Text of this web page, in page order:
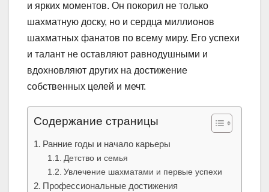
и ярких моментов. Он покорил не только
шахматную доску, но и сердца миллионов
шахматных фанатов по всему миру. Его успехи
и талант не оставляют равнодушными и
вдохновляют других на достижение
собственных целей и мечт.
Содержание страницы
Ранние годы и начало карьеры
Детство и семья
Увлечение шахматами и первые успехи
Профессиональные достижения